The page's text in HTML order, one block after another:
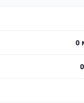
0